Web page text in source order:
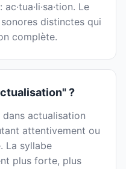
: ac·tua·li·sa·tion. Le
distinctes qui
complète.
?
actualisation
attentivement ou
La syllabe
plus forte, plus